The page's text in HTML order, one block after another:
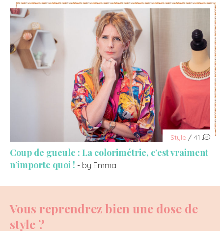
Style / 41
Coup de gueule : La colorimétrie, c’est vraiment
n’importe quoi ! - by Emma
Vous reprendrez bien une dose de
style ?